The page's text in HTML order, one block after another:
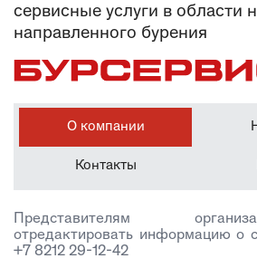
сервисные услуги в области
направленного бурения
О компании
Контакты
Представителям
отредактировать информацию о
+7 8212 29-12-42